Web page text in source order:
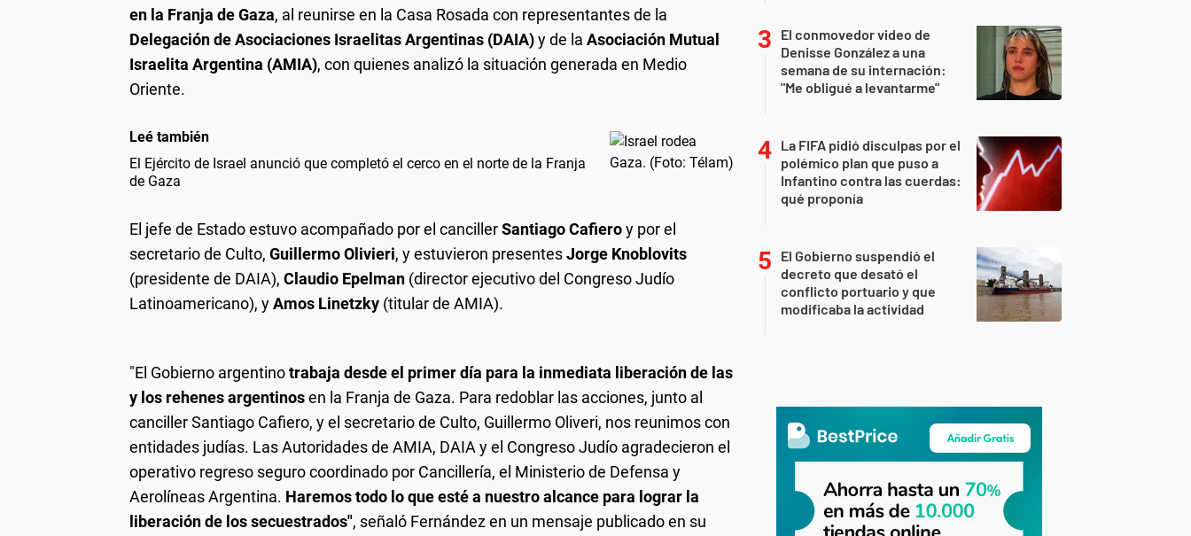
en la Franja de Gaza, al reunirse en la Casa Rosada con representantes de la
Delegación de Asociaciones Israelitas Argentinas (DAIA)y de la Asociación Mutual
Israelita Argentina (AMIA), con quienes analizó la situación generada en Medio
Oriente.
Leé también
El Ejército de Israel anunció que completó el cerco en el norte de la Franja
de Gaza
El jefe de Estado estuvo acompañado por el cancillerSantiago Cafieroy por el
secretario de Culto, Guillermo Olivieri, y estuvieron presentesJorge Knoblovits
(presidente de DAIA), Claudio Epelman (director ejecutivo del Congreso Judío
Latinoamericano), yAmos Linetzky (titular de AMIA).
"El Gobierno argentinotrabaja desde el primer día para la inmediata liberación de las
y los rehenes argentinosen la Franja de Gaza. Para redoblar las acciones, junto al
canciller Santiago Cafiero, y el secretario de Culto, Guillermo Oliveri, nos reunimos con
entidades judías. Las Autoridades de AMIA, DAIA y el Congreso Judío agradecieron el
operativo regreso seguro coordinado por Cancillería, el Ministerio de Defensa y
Aerolíneas Argentina. Haremos todo lo que esté a nuestro alcance para lograr la
liberación de los secuestrados", señaló Fernández en un mensaje publicado en su
El conmovedor video de
Denisse González a una
semana de su internación:
"Me obligué a levantarme"
La FIFA pidió disculpas por el
polémico plan que puso a
Infantino contra las cuerdas:
qué proponía
El Gobierno suspendió el
decreto que desató el
conflicto portuario y que
modificaba la actividad